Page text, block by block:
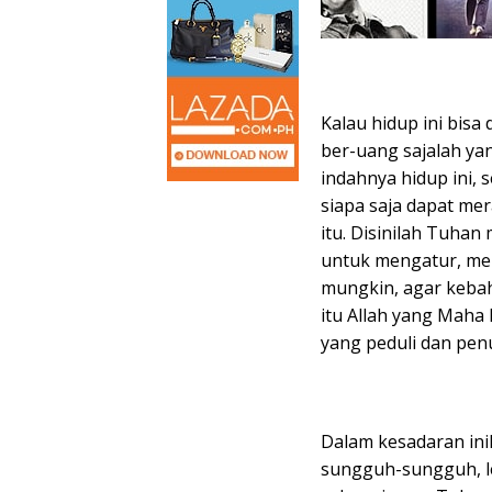
Kalau hidup ini bisa
ber-uang sajalah
indahnya hidup ini,
siapa saja dapat
itu. Disinilah Tuhan
untuk mengatur,
mungkin, agar
itu Allah yang Maha
yang peduli dan
Dalam kesadaran
sungguh-sungguh,